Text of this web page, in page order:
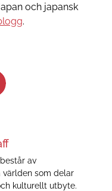
och japansk
.
av
som delar
kulturellt utbyte.